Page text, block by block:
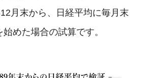
月末から、日経平均に毎月末
めた場合の試算です。